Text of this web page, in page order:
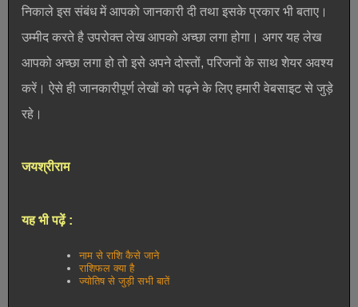
निकाले इस संबंध में आपको जानकारी दी तथा इसके प्रकार भी बताए।
उम्मीद करते है उपरोक्त लेख आपको अच्छा लगा होगा। अगर यह लेख
आपको अच्छा लगा हो तो इसे अपने दोस्तों, परिजनों के साथ शेयर अवश्य
करें। ऐसे ही जानकारीपूर्ण लेखों को पढ़ने के लिए हमारी वेबसाइट से जुड़े
रहे।
जयश्रीराम
यह भी पढ़ें :
नाम से राशि कैसे जाने
राशिफल क्या है
ज्योतिष से जुड़ी सभी बातें